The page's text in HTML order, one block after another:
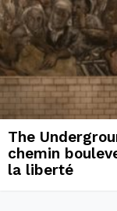
The
chemin
la liberté